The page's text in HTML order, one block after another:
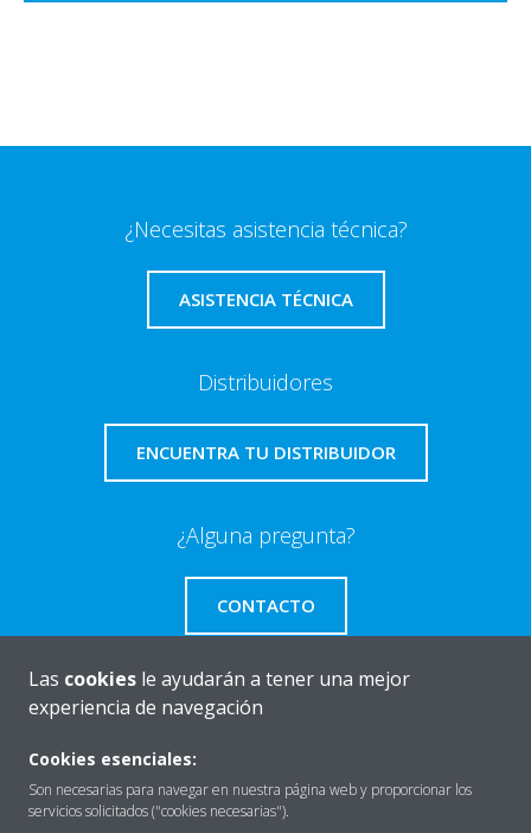
¿Necesitas asistencia técnica?
ASISTENCIA TÉCNICA
Distribuidores
ENCUENTRA TU DISTRIBUIDOR
¿Alguna pregunta?
CONTACTO
Quiénes somos
Las cookies le ayudarán a tener una mejor
experiencia de navegación
Cookies esenciales:
Son necesarias para navegar en nuestra página web y proporcionar los
servicios solicitados ("cookies necesarias").